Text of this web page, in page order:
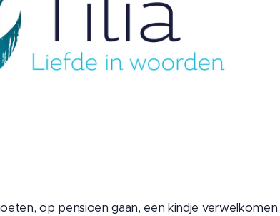
op pensioen gaan, een kindje verwelkomen,